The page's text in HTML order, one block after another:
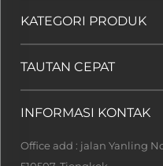
KATEGORI PRODUK
TAUTAN CEPAT
INFORMASI KONTAK
Office add : jalan Yanling